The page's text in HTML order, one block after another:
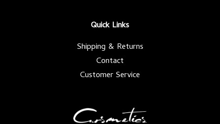
Quick Links
Shipping & Returns
Contact
Customer Service